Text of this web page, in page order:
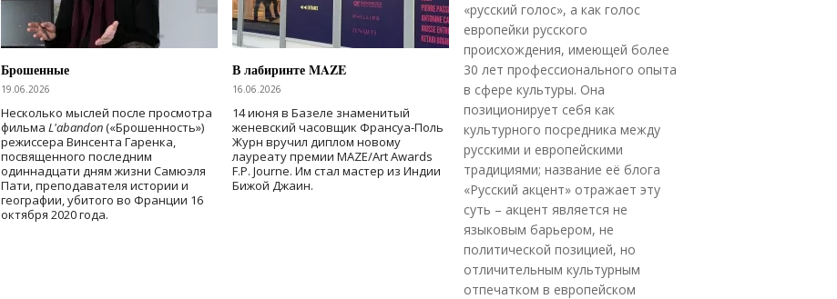
Брошенные
19.06.2026
Несколько мыслей после просмотра
фильма L'abandon(«Брошенность»)
режиссера Винсента Гаренка,
посвященного последним
одиннадцати дням жизни Самюэля
Пати, преподавателя истории и
географии, убитого во Франции 16
октября 2020 года.
В лабиринте MAZE
16.06.2026
14 июня в Базеле знаменитый
женевский часовщик Франсуа-Поль
Журн вручил диплом новому
лауреату премии MAZE/Art Awards
F.P. Journe. Им стал мастер из Индии
Бижой Джаин.
«русский голос», а как голос
европейки русского
происхождения, имеющей более
30 лет профессионального опыта
в сфере культуры. Она
позиционирует себя как
культурного посредника между
русскими и европейскими
традициями; название её блога
«Русский акцент» отражает эту
суть – акцент является не
языковым барьером, не
политической позицией, но
отличительным культурным
отпечатком в европейском